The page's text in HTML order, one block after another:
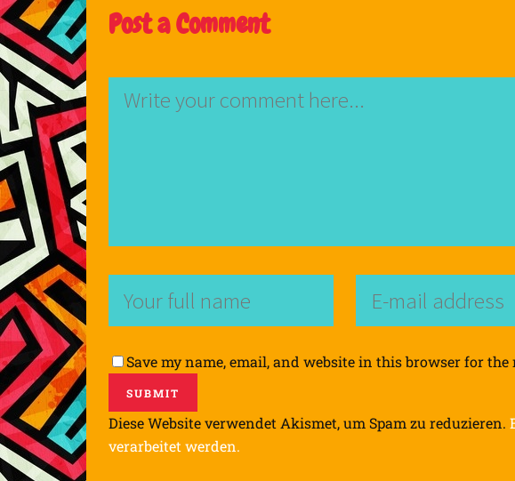
Post a Comment
Save my name, email, and website in this browser for
Diese Website verwendet Akismet, um Spam zu reduzieren.
verarbeitet werden.